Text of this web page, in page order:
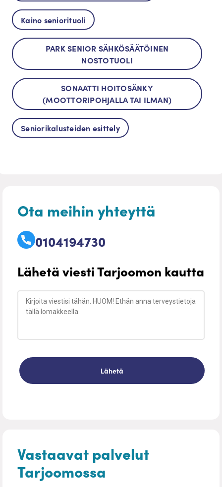
Kaino seniorituoli
PARK SENIOR SÄHKÖSÄÄTÖINEN
NOSTOTUOLI
SONAATTI HOITOSÄNKY
(MOOTTORIPOHJALLA TAI ILMAN)
Seniorikalusteiden esittely
Vastaavat palvelut
Tarjoomossa
Ota meihin yhteyttä
0104194730
Lähetä viesti Tarjoomon kautta